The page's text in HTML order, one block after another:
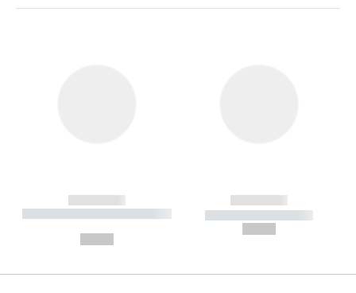
------------
----------- ----------- --------
------------
----------- -----------